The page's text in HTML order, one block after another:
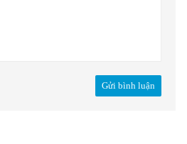
Gửi bình luận